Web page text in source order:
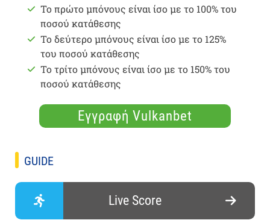
Το πρώτο μπόνους είναι ίσο με το 100% του
ποσού κατάθεσης
Το δεύτερο μπόνους είναι ίσο με το 125%
του ποσού κατάθεσης
Το τρίτο μπόνους είναι ίσο με το 150% του
ποσού κατάθεσης
Εγγραφή Vulkanbet
GUIDE
Live Score